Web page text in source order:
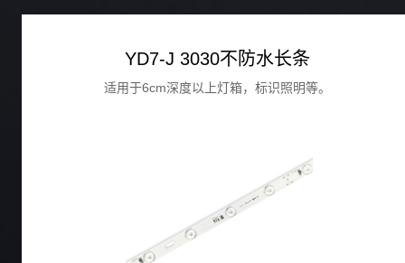
YD7-J 3030不防水长条
适用于6cm深度以上灯箱，标识照明等。